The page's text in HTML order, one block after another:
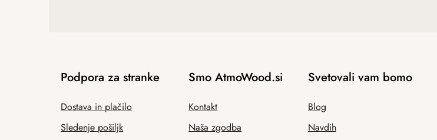
Podpora za stranke
Dostava in plačilo
Sledenje pošiljk
Smo AtmoWood.si
Kontakt
Naša zgodba
Svetovali vam bomo
Blog
Navdih